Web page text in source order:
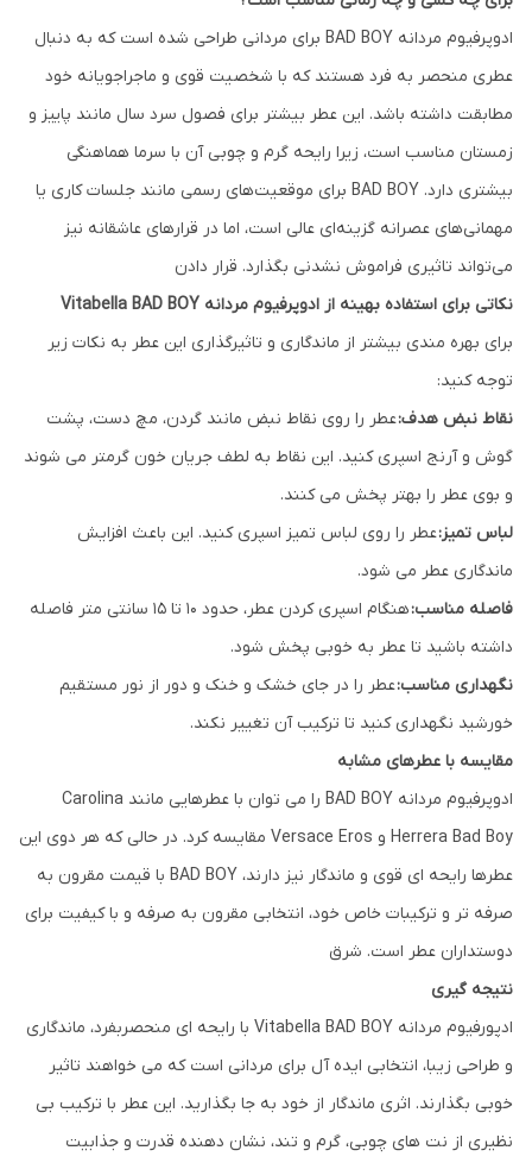
ادوپرفیوم مردانه BAD BOY برای مردانی طراحی شده است که به دنبال
عطری منحصر به فرد هستند که با شخصیت قوی و ماجراجویانه خود
مطابقت داشته باشد. این عطر بیشتر برای فصول سرد سال مانند پاییز و
زمستان مناسب است، زیرا رایحه گرم و چوبی آن با سرما هماهنگی
بیشتری دارد. BAD BOY برای موقعیت‌های رسمی مانند جلسات کاری یا
مهمانی‌های عصرانه گزینه‌ای عالی است، اما در قرارهای عاشقانه نیز
می‌تواند تاثیری فراموش نشدنی بگذارد. قرار دادن
نکاتی برای استفاده بهینه از ادوپرفیوم مردانه Vitabella BAD BOY
برای بهره مندی بیشتر از ماندگاری و تاثیرگذاری این عطر به نکات زیر
توجه کنید:
نقاط نبض هدف:عطر را روی نقاط نبض مانند گردن، مچ دست، پشت
گوش و آرنج اسپری کنید. این نقاط به لطف جریان خون گرمتر می شوند
و بوی عطر را بهتر پخش می کنند.
لباس تمیز:عطر را روی لباس تمیز اسپری کنید. این باعث افزایش
ماندگاری عطر می شود.
فاصله مناسب:
هنگام اسپری کردن عطر، حدود 10 تا 15 سانتی متر فاصله
داشته باشید تا عطر به خوبی پخش شود.
نگهداری مناسب:عطر را در جای خشک و خنک و دور از نور مستقیم
خورشید نگهداری کنید تا ترکیب آن تغییر نکند.
مقایسه با عطرهای مشابه
ادوپرفیوم مردانه BAD BOY را می توان با عطرهایی مانند Carolina
Herrera Bad Boy و Versace Eros مقایسه کرد. در حالی که هر دوی این
عطرها رایحه ای قوی و ماندگار نیز دارند، BAD BOY با قیمت مقرون به
صرفه تر و ترکیبات خاص خود، انتخابی مقرون به صرفه و با کیفیت برای
دوستداران عطر است. شرق
نتیجه گیری
ادپورفیوم مردانه Vitabella BAD BOY با رایحه ای منحصربفرد، ماندگاری
و طراحی زیبا، انتخابی ایده آل برای مردانی است که می خواهند تاثیر
خوبی بگذارند. اثری ماندگار از خود به جا بگذارید. این عطر با ترکیب بی
نظیری از نت های چوبی، گرم و تند، نشان دهنده قدرت و جذابیت